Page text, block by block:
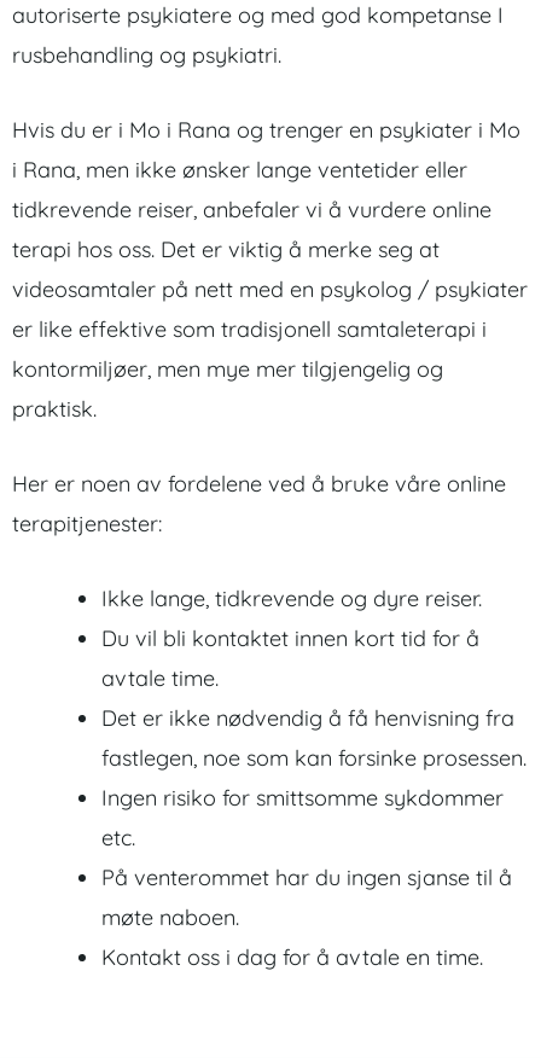
autoriserte psykiatere og med god kompetanse I
rusbehandling og psykiatri.
Hvis du er i Mo i Rana og trenger en psykiater i Mo
i Rana, men ikke ønsker lange ventetider eller
tidkrevende reiser, anbefaler vi å vurdere online
terapi hos oss. Det er viktig å merke seg at
videosamtaler på nett med en psykolog / psykiater
er like effektive som tradisjonell samtaleterapi i
kontormiljøer, men mye mer tilgjengelig og
praktisk.
Her er noen av fordelene ved å bruke våre online
terapitjenester:
Ikke lange, tidkrevende og dyre reiser.
Du vil bli kontaktet innen kort tid for å
avtale time.
Det er ikke nødvendig å få henvisning fra
fastlegen, noe som kan forsinke prosessen.
Ingen risiko for smittsomme sykdommer
etc.
På venterommet har du ingen sjanse til å
møte naboen.
Kontakt oss i dag for å avtale en time.